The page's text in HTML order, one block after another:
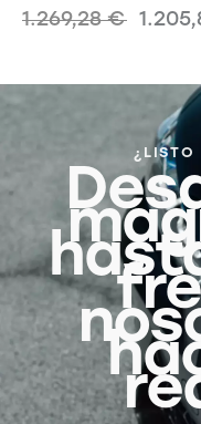
1.269,28€
¿LISTO